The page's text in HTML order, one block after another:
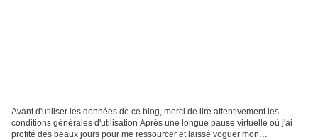
Avant d'utiliser les données de ce blog, merci de lire attentivement les
conditions générales d'utilisation Après une longue pause virtuelle où j'ai
profité des beaux jours pour me ressourcer et laissé voguer mon